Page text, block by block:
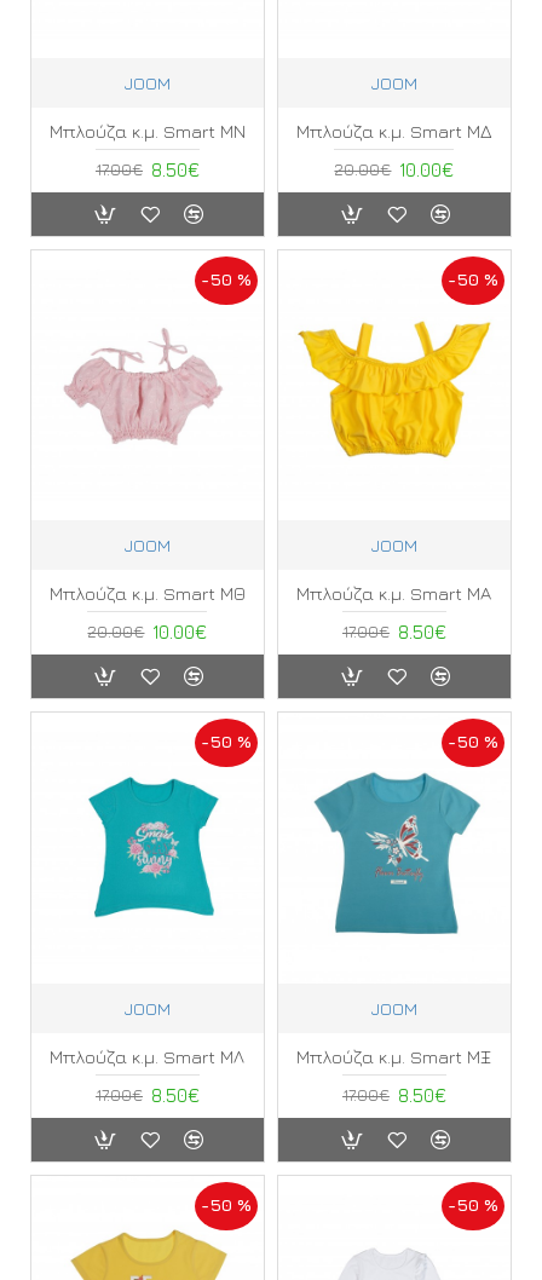
JOOM
Μπλούζα κ.μ. Smart ΜΝ
8.50€
17.00€
JOOM
Μπλούζα κ.μ. Smart ΜΔ
10.00€
20.00€
-50 %
JOOM
Μπλούζα κ.μ. Smart ΜΘ
10.00€
20.00€
-50 %
JOOM
Μπλούζα κ.μ. Smart ΜΑ
8.50€
17.00€
-50 %
JOOM
Μπλούζα κ.μ. Smart ΜΛ
8.50€
17.00€
-50 %
JOOM
Μπλούζα κ.μ. Smart ΜΞ
8.50€
17.00€
-50 % -50 %